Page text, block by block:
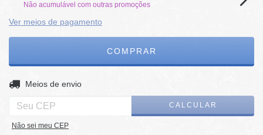
Não acumulável com outras promoções
Ver meios de pagamento
Entregas para o CEP:
Meios de envio
CALCULAR
Não sei meu CEP